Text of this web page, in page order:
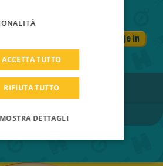
achter te laten
Schrijf je in
DUTCH
ACCETTA TUTTO
RIFIUTA TUTTO
MOSTRA DETTAGLI